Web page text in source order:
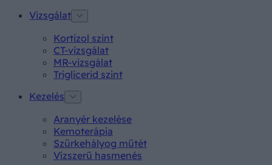
Vizsgálat
Kortizol szint
CT-vizsgálat
MR-vizsgálat
Triglicerid szint
Kezelés
Aranyér kezelése
Kemoterápia
Szürkehályog műtét
Vízszerű hasmenés